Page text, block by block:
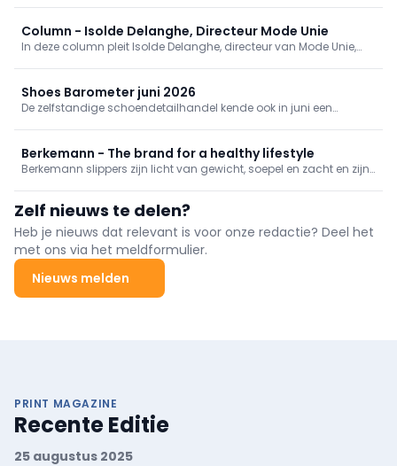
uitstraling. Van sportieve sneakers tot zomerse instappers en
sandalen staat veelzijdigheid centraal.
Column - Isolde Delanghe, Directeur Mode Unie
In deze column pleit Isolde Delanghe, directeur van Mode Unie,
weefsel van onze steden en gemeenten
Shoes Barometer juni 2026
De zelfstandige schoendetailhandel kende ook in juni een
Berkemann - The brand for a healthy lifestyle
Berkemann slippers zijn licht van gewicht, soepel en zacht en zijn
laat u inspireren!
Zelf nieuws te delen?
Heb je nieuws dat relevant is voor onze redactie? Deel het
met ons via het meldformulier.
Nieuws melden
PRINT MAGAZINE
Recente Editie
25 augustus 2025